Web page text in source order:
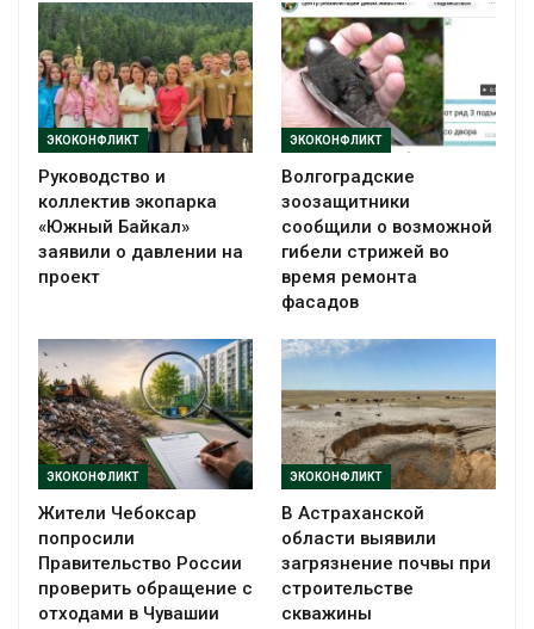
ЭКОКОНФЛИКТ
Руководство и
коллектив экопарка
«Южный Байкал»
заявили о давлении на
проект
ЭКОКОНФЛИКТ
Волгоградские
зоозащитники
сообщили о возможной
гибели стрижей во
время ремонта
фасадов
ЭКОКОНФЛИКТ
Жители Чебоксар
попросили
Правительство России
проверить обращение с
отходами в Чувашии
ЭКОКОНФЛИКТ
В Астраханской
области выявили
загрязнение почвы при
строительстве
скважины